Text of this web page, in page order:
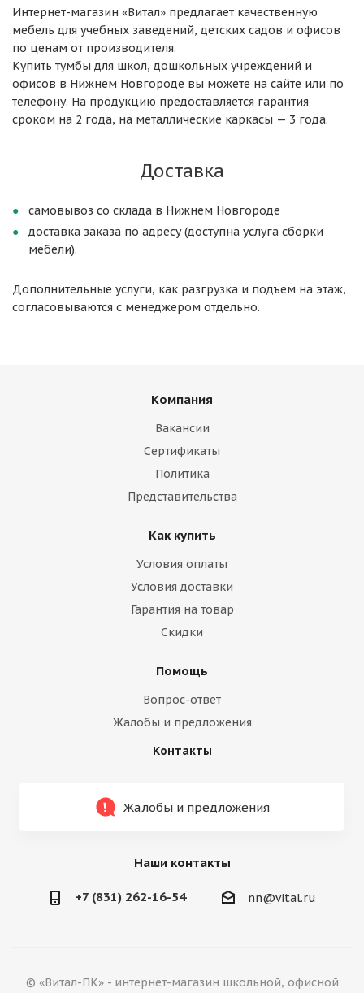
Интернет-магазин «Витал» предлагает качественную
мебель для учебных заведений, детских садов и офисов
по ценам от производителя.
Купить тумбы для школ, дошкольных учреждений и
офисов в Нижнем Новгороде вы можете на сайте или по
телефону. На продукцию предоставляется гарантия
сроком на 2 года, на металлические каркасы — 3 года.
Доставка
самовывоз со склада в Нижнем Новгороде
доставка заказа по адресу (доступна услуга сборки
мебели).
Дополнительные услуги, как разгрузка и подъем на этаж,
согласовываются с менеджером отдельно.
Компания
Вакансии
Сертификаты
Политика
Представительства
Как купить
Условия оплаты
Условия доставки
Гарантия на товар
Скидки
Помощь
Вопрос-ответ
Жалобы и предложения
Контакты
Жалобы и предложения
Наши контакты
+7 (831) 262-16-54 nn@vital.ru
© «Витал-ПК» - интернет-магазин школьной, офисной